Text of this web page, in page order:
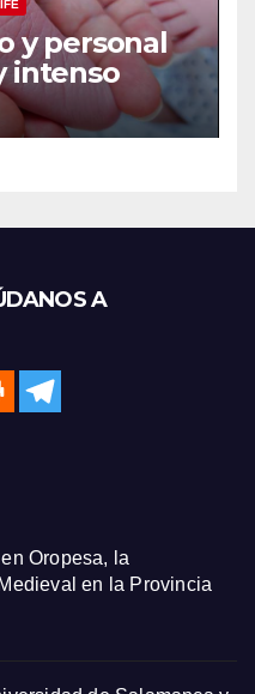
y personal
intenso
A
Oropesa, la
en la Provincia